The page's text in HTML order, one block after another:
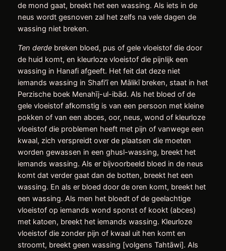
de mond gaat, breekt het een wassing. Als iets in de
neus wordt gesnoven zal het zelfs na vele dagen de
wassing niet breken.
Ten derdebreken bloed, pus of gele vloeistof die door
de huid komt, en kleurloze vloeistof die pijnlijk een
wassing in Hanafi afgeeft. Het feit dat deze niet
iemands wassing in Shafi’ī en Mālikī breken, staat in het
Perzische boek Menahīj-ul-ibād. Als het bloed of de
gele vloeistof afkomstig is van een persoon met kleine
pokken of van een abces, oor, neus, wond of kleurloze
vloeistof die problemen heeft met pijn of vanwege een
kwaal, zich verspreidt over de plaatsen die moeten
worden gewassen in een ghusl-wassing, breekt het
iemands wassing. Als er bijvoorbeeld bloed in de neus
komt dat verder gaat dan de botten, breekt het een
wassing. En als er bloed door de oren komt, breekt het
een wassing. Als men het bloedt of de geelachtige
vloeistof op iemands wond sponst of kookt (abces)
met katoen, breekt het iemands wassing. Kleurloze
vloeistof die zonder pijn of kwaal uit hen komt en
stroomt, breekt geen wassing [volgens Tahtāwi]. Als